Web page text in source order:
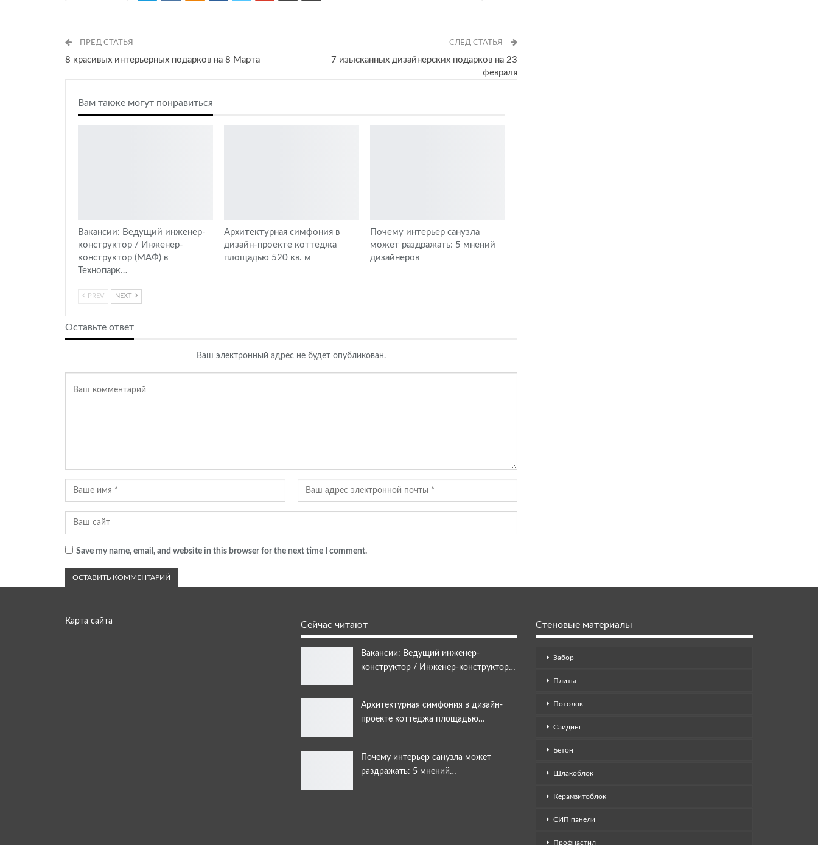
ПРЕД СТАТЬЯ
8 красивых интерьерных подарков на 8 Марта
СЛЕД СТАТЬЯ
7 изысканных дизайнерских подарков на 23
февраля
Вам также могут понравиться
Вакансии: Ведущий инженер-
конструктор / Инженер-
конструктор (МАФ) в
Технопарк…
Архитектурная симфония в
дизайн-проекте коттеджа
площадью 520 кв. м
Почему интерьер санузла
может раздражать: 5 мнений
дизайнеров
PREV NEXT
Оставьте ответ
Ваш электронный адрес не будет опубликован.
Save my name, email, and website in this browser for the next time I comment.
Карта сайта Сейчас читают
Вакансии: Ведущий инженер-
конструктор / Инженер-конструктор…
Архитектурная симфония в дизайн-
проекте коттеджа площадью…
Почему интерьер санузла может
раздражать: 5 мнений…
Стеновые материалы
Забор
Плиты
Потолок
Сайдинг
Бетон
Шлакоблок
Керамзитоблок
СИП панели
Профнастил